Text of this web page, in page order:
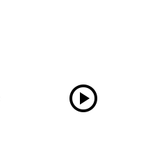
play_circle